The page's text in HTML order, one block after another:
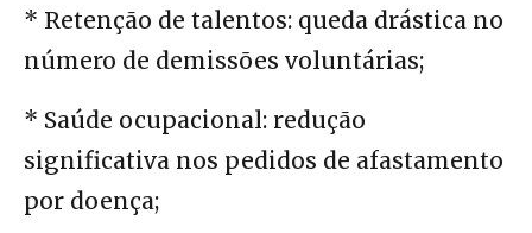
* Retenção de talentos: queda drástica no
número de demissões voluntárias;
* Saúde ocupacional: redução
significativa nos pedidos de afastamento
por doença;